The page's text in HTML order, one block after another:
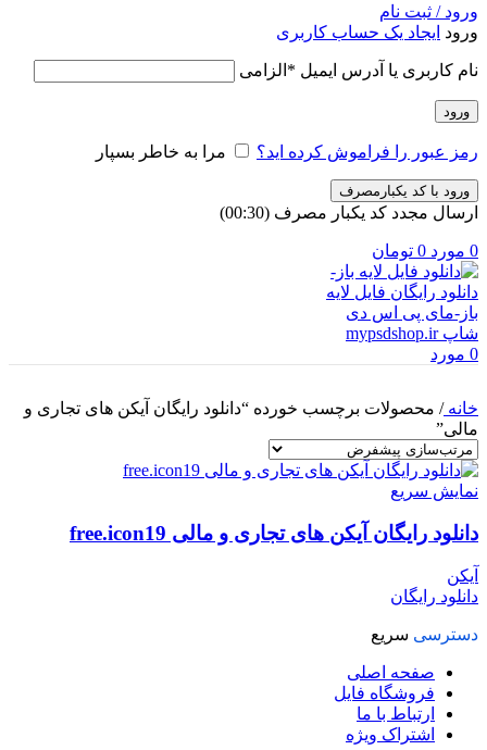
ورود / ثبت نام
ورود ایجاد یک حساب کاربری
نام کاربری یا آدرس ایمیل * الزامی
ورود
رمز عبور را فراموش کرده اید؟ مرا به خاطر بسپار
ورود با کد یکبارمصرف
ارسال مجدد کد یکبار مصرف (00:
30
)
0 مورد 0 تومان
0 مورد
خانه/ محصولات برچسب خورده “دانلود رایگان آیکن های تجاری و
مالی”
نمایش سریع
دانلود رایگان آیکن های تجاری و مالی free.icon19
آیکن
دانلود رایگان
دسترسی سریع
صفحه اصلی
فروشگاه فایل
ارتباط با ما
اشتراک ویژه